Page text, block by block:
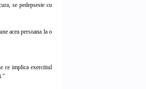
se pedepseste cu
acea persoana la o
ce implica exercitiul